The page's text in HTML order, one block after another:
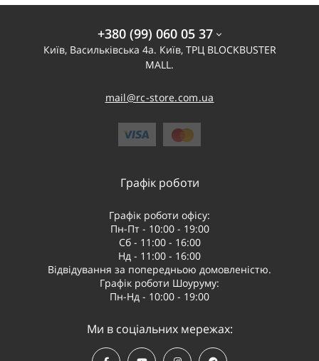
+380 (99) 060 05 37
Київ, Васильківська 4а. Київ, ТРЦ BLOCKBUSTER
MALL.
mail@rc-store.com.ua
Графік роботи
Графік роботи офісу:
Пн-Пт - 10:00 - 19:00
Сб - 11:00 - 16:00
Нд - 11:00 - 16:00
Відвідування за попередньою домовленістю.
Графік роботи Шоуруму:
Пн-Нд - 10:00 - 19:00
Ми в соціальних мережах: